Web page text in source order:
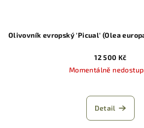
Olivovník evropský 'Picual' (Olea
12 500 Kč
Momentálně
Detail